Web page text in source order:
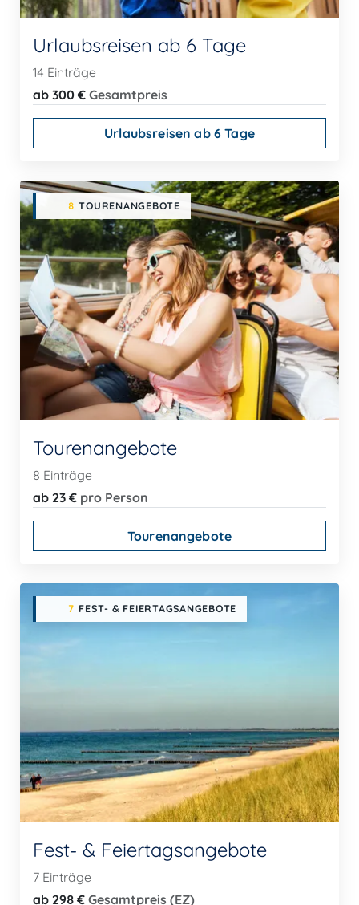
Urlaubsreisen ab 6 Tage
14 Einträge
ab 300 € Gesamtpreis
Urlaubsreisen ab 6 Tage
8 TOURENANGEBOTE
Tourenangebote
8 Einträge
ab 23 € pro Person
Tourenangebote
7 FEST- & FEIERTAGSANGEBOTE
Fest- & Feiertagsangebote
7 Einträge
ab 298 € Gesamtpreis (EZ)